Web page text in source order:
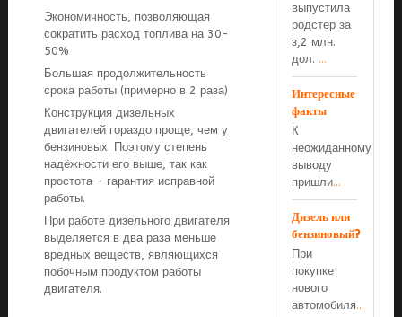
Экономичность, позволяющая
сократить расход топлива на 30-
50%
Большая продолжительность
срока работы (примерно в 2 раза)
Конструкция дизельных
двигателей гораздо проще, чем у
бензиновых. Поэтому степень
надёжности его выше, так как
простота - гарантия исправной
работы.
При работе дизельного двигателя
выделяется в два раза меньше
вредных веществ, являющихся
побочным продуктом работы
двигателя.
выпустила
родстер за
з,2 млн.
дол. ...
Интересные
факты
К
неожиданному
выводу
пришли...
Дизель или
бензиновый?
При
покупке
нового
автомобиля...